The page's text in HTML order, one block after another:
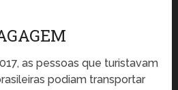
as pessoas que turistavam
podiam transportar